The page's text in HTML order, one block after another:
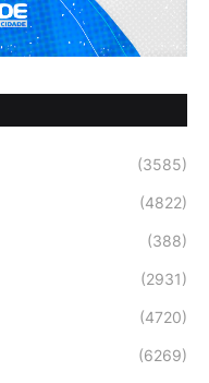
(3585)
(4822)
(388)
(2931)
(4720)
(6269)